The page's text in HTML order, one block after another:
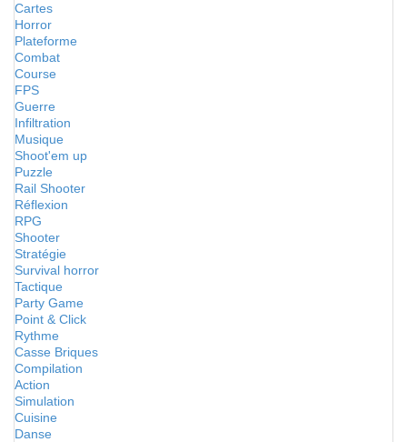
Cartes
Horror
Plateforme
Combat
Course
FPS
Guerre
Infiltration
Musique
Shoot'em up
Puzzle
Rail Shooter
Réflexion
RPG
Shooter
Stratégie
Survival horror
Tactique
Party Game
Point & Click
Rythme
Casse Briques
Compilation
Action
Simulation
Cuisine
Danse